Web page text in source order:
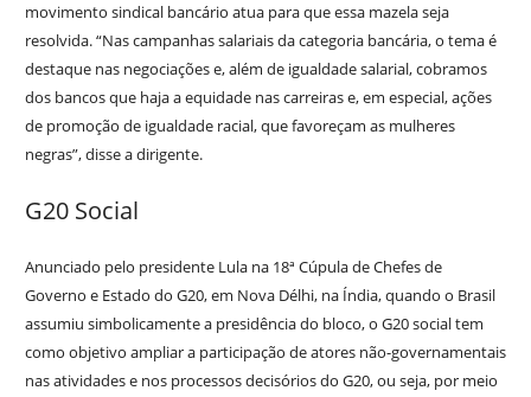
movimento sindical bancário atua para que essa mazela seja
resolvida. “Nas campanhas salariais da categoria bancária, o tema é
destaque nas negociações e, além de igualdade salarial, cobramos
dos bancos que haja a equidade nas carreiras e, em especial, ações
de promoção de igualdade racial, que favoreçam as mulheres
negras”, disse a dirigente.
G20 Social
Anunciado pelo presidente Lula na 18ª Cúpula de Chefes de
Governo e Estado do G20, em Nova Délhi, na Índia, quando o Brasil
assumiu simbolicamente a presidência do bloco, o G20 social tem
como objetivo ampliar a participação de atores não-governamentais
nas atividades e nos processos decisórios do G20, ou seja, por meio